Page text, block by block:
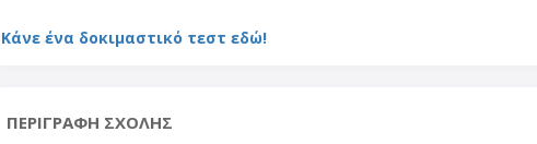
Κάνε ένα δοκιμαστικό τεστ εδώ!
ΠΕΡΙΓΡΑΦΗ ΣΧΟΛΗΣ